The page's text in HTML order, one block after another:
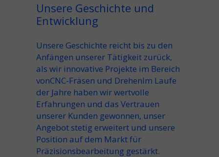
Unsere Geschichte und
Entwicklung
Unsere Geschichte reicht bis zu den
Anfängen unserer Tätigkeit zurück,
als wir innovative Projekte im Bereich
vonCNC-Fräsen und DrehenIm Laufe
der Jahre haben wir wertvolle
Erfahrungen und das Vertrauen
unserer Kunden gewonnen, unser
Angebot stetig erweitert und unsere
Position auf dem Markt für
Präzisionsbearbeitung gestärkt.